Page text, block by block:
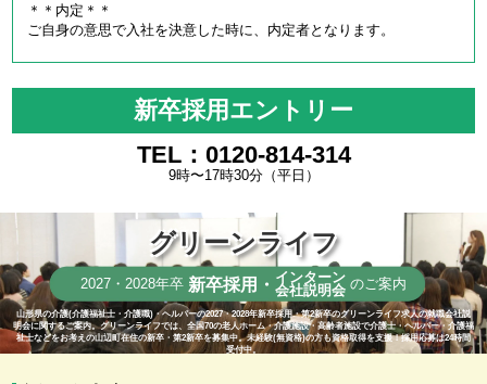
＊＊内定＊＊
ご自身の意思で入社を決意した時に、内定者となります。
新卒採用エントリー
TEL：0120-814-314
9時〜17時30分（平日）
グリーンライフ
2027・2028年卒 新卒採用・ インターン
会社説明会 のご案内
山形県の介護(介護福祉士・介護職)・ヘルパーの2027・2028年新卒採用・第2新卒のグリーンライフ求人の就職会社説
明会に関するご案内。グリーンライフでは、全国70の老人ホーム・介護施設・高齢者施設で介護士・ヘルパー・介護福
祉士などをお考えの山辺町在住の新卒・第2新卒を募集中。未経験(無資格)の方も資格取得を支援！採用応募は24時間
受付中。